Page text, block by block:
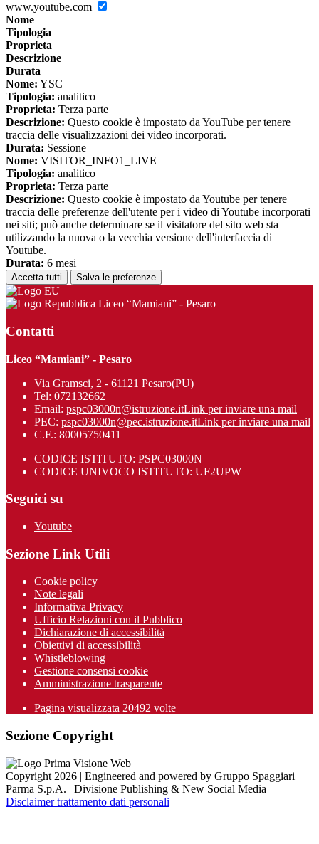
www.youtube.com
Nome
Tipologia
Proprieta
Descrizione
Durata
Nome: YSC
Tipologia: analitico
Proprieta: Terza parte
Descrizione: Questo cookie è impostato da YouTube per tenere
traccia delle visualizzazioni dei video incorporati.
Durata: Sessione
Nome: VISITOR_INFO1_LIVE
Tipologia: analitico
Proprieta: Terza parte
Descrizione: Questo cookie è impostato da Youtube per tenere
traccia delle preferenze dell'utente per i video di Youtube incorporati
nei siti; può anche determinare se il visitatore del sito web sta
utilizzando la nuova o la vecchia versione dell'interfaccia di
Youtube.
Durata: 6 mesi
Accetta tutti Salva le preferenze
Liceo “Mamiani” - Pesaro
Contatti
Liceo “Mamiani” - Pesaro
Via Gramsci, 2 - 61121 Pesaro(PU)
Tel: 072132662
Email: pspc03000n@istruzione.itLink per inviare una mail
PEC: pspc03000n@pec.istruzione.itLink per inviare una mail
C.F.: 80005750411
CODICE ISTITUTO: PSPC03000N
CODICE UNIVOCO ISTITUTO: UF2UPW
Seguici su
Youtube
Sezione Link Utili
Cookie policy
Note legali
Informativa Privacy
Ufficio Relazioni con il Pubblico
Dichiarazione di accessibilità
Obiettivi di accessibilità
Whistleblowing
Gestione consensi cookie
Amministrazione trasparente
Pagina visualizzata 20492 volte
Sezione Copyright
Copyright 2026 | Engineered and powered by Gruppo Spaggiari
Parma S.p.A. | Divisione Publishing & New Social Media
Disclaimer trattamento dati personali